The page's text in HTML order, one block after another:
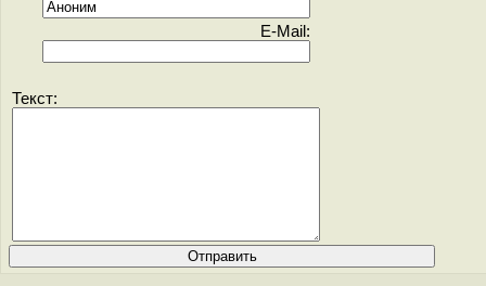
E-Mail:
Текст: